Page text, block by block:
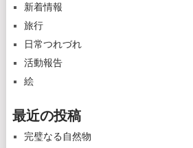
新着情報
旅行
日常つれづれ
活動報告
絵
最近の投稿
完璧なる自然物